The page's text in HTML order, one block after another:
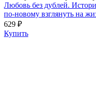
Любовь без дублей.
по-новому взглянуть на
629 ₽
Купить